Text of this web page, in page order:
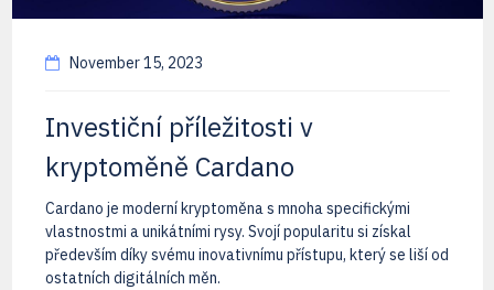
November 15, 2023
Investiční příležitosti v
kryptoměně Cardano
Cardano je moderní kryptoměna s mnoha specifickými
vlastnostmi a unikátními rysy. Svojí popularitu si získal
především díky svému inovativnímu přístupu, který se liší od
ostatních digitálních měn.